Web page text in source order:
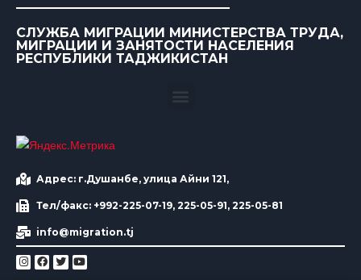
СЛУЖБА МИГРАЦИИ МИНИСТЕРСТВА ТРУДА,
МИГРАЦИИ И ЗАНЯТОСТИ НАСЕЛЕНИЯ
РЕСПУБЛИКИ ТАДЖИКИСТАН
Адрес: г.Душанбе, улица Айни 121,
Тел/факс: +992-225-07-19, 225-05-91, 225-05-81
info@migration.tj